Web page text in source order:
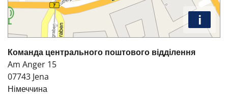
i
Команда центрального поштового відділення
Am Anger 15
07743 Jena
Німеччина